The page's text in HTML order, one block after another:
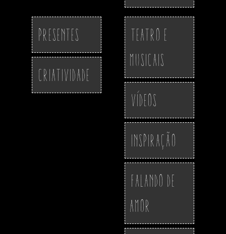
Presentes
Criatividade
Teatro e
Musicais
Vídeos
Inspiração
Falando de
Amor